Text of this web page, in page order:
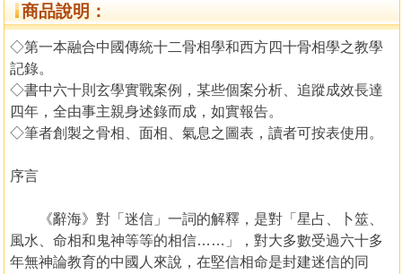
商品說明：
◇第一本融合中國傳統十二骨相學和西方四十骨相學之教學
記錄。
◇書中六十則玄學實戰案例，某些個案分析、追蹤成效長達
四年，全由事主親身述錄而成，如實報告。
◇筆者創製之骨相、面相、氣息之圖表，讀者可按表使用。
序言
《辭海》對「迷信」一詞的解釋，是對「星占、卜筮、
風水、命相和鬼神等等的相信……」，對大多數受過六十多
年無神論教育的中國人來說，在堅信相命是封建迷信的同